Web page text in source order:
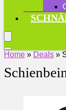
Home » Deals »